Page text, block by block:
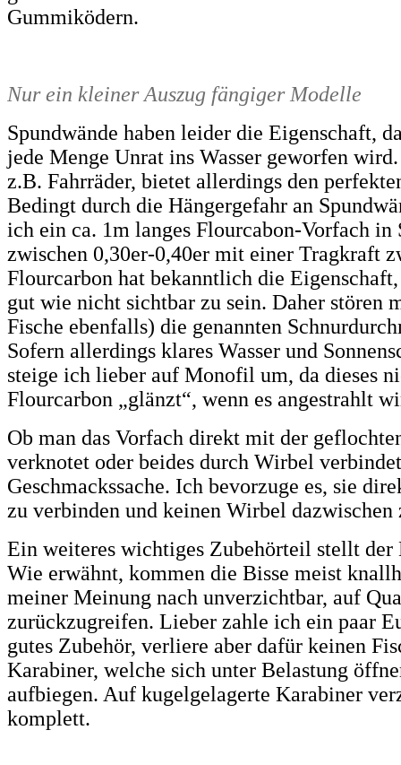
Gummiködern.
Nur ein kleiner Auszug fängiger Modelle
Spundwände haben leider die Eigenschaft,
jede Menge Unrat ins Wasser geworfen
z.B. Fahrräder, bietet allerdings den
Bedingt durch die Hängergefahr an
ich ein ca. 1m langes Flourcabon-Vorfach in
zwischen 0,30er-0,40er mit einer Tragkraft
Flourcarbon hat bekanntlich die Eigenschaft,
gut wie nicht sichtbar zu sein. Daher stören
Fische ebenfalls) die genannten
Sofern allerdings klares Wasser und
steige ich lieber auf Monofil um, da dieses
Flourcarbon „glänzt“, wenn es angestrahlt
Ob man das Vorfach direkt mit der
verknotet oder beides durch Wirbel
Geschmackssache. Ich bevorzuge es, sie
zu verbinden und keinen Wirbel dazwischen
Ein weiteres wichtiges Zubehörteil stellt der
Wie erwähnt, kommen die Bisse meist
meiner Meinung nach unverzichtbar, auf
zurückzugreifen. Lieber zahle ich ein paar
gutes Zubehör, verliere aber dafür keinen
Karabiner, welche sich unter Belastung
aufbiegen. Auf kugelgelagerte Karabiner
komplett.